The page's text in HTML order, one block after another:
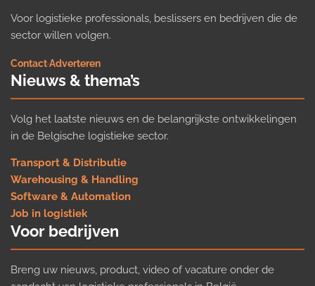
Voor logistieke professionals, beslissers en bedrijven die de
sector willen volgen.
Contact·Adverteren
Nieuws & thema’s
Volg het laatste nieuws en de belangrijkste ontwikkelingen
in de Belgische logistieke sector.
Transport & Distributie
Warehousing & Handling
Software & Automation
Job in logistiek
Voor bedrijven
Breng uw nieuws, product, video of vacature onder de